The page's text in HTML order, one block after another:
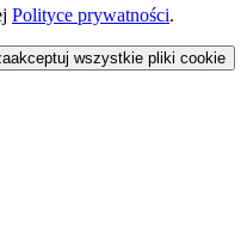
Polityce prywatności.
wszystkie pliki cookie